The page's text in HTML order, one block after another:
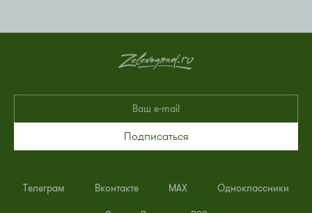
Подписаться
Телеграм Вконтакте MAX Одноклассники